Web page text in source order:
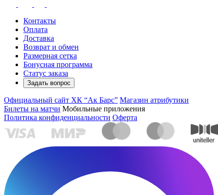
Контакты
Оплата
Доставка
Возврат и обмен
Размерная сетка
Бонусная программа
Статус заказа
Задать вопрос
Официальный сайт ХК “Ак Барс” Магазин атрибутики
Билеты на матчи Мобильные приложения
Политика конфиденциальности Оферта